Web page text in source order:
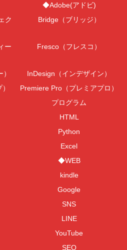
◆Adobe(アドビ)
ク
Bridge（ブリッジ）
ー
Fresco（フレスコ）
InDesign（インデザイン）
Premiere Pro（プレミアプロ）
プログラム
HTML
Python
Excel
◆WEB
kindle
Google
SNS
LINE
YouTube
SEO